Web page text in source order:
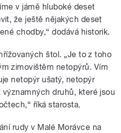
v jámě hluboké deset
že ještě nějakých deset
chodby,“ dodává historik.
štol. „Je to z toho
zimovištěm netopýrů. Vím
netopýr ušatý, netopýr
druhů, které jsou
říká starosta.
rudy v Malé Morávce na